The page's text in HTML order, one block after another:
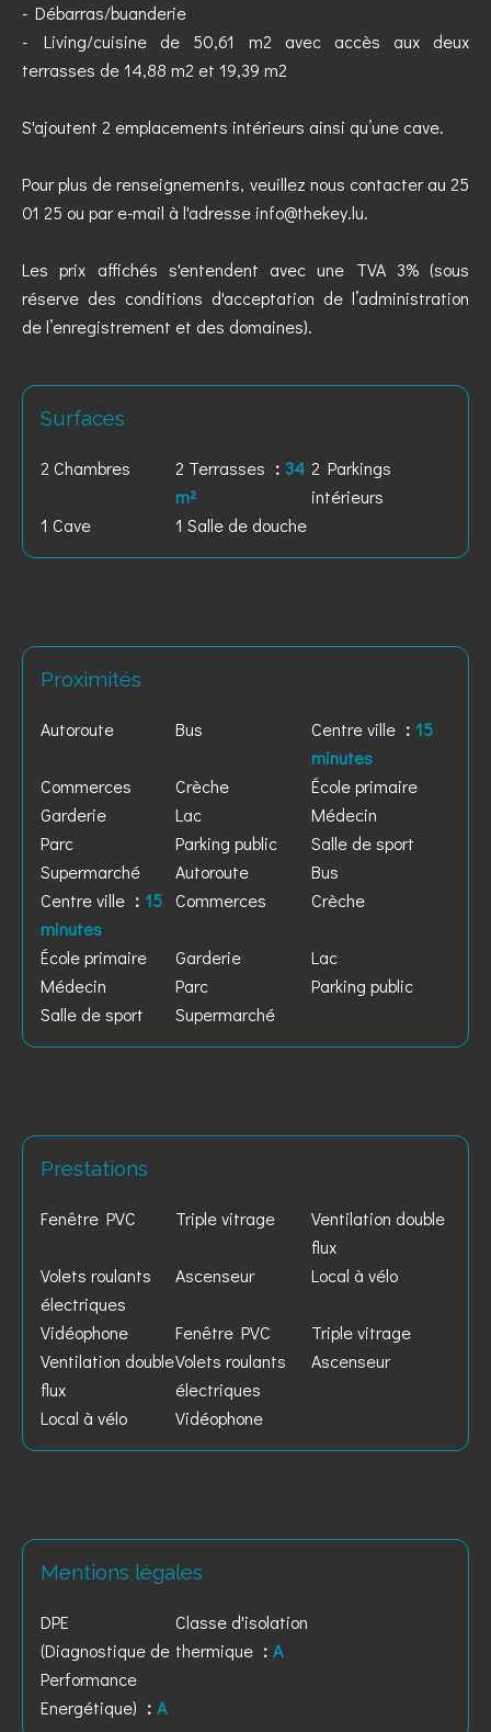
- Débarras/buanderie
- Living/cuisine de 50,61 m2 avec accès aux deux
terrasses de 14,88 m2 et 19,39 m2
S'ajoutent 2 emplacements intérieurs ainsi qu’une cave.
Pour plus de renseignements, veuillez nous contacter au 25
01 25 ou par e-mail à l'adresse info@thekey.lu.
Les prix affichés s'entendent avec une TVA 3% (sous
réserve des conditions d'acceptation de l’administration
de l’enregistrement et des domaines).
Surfaces
2 Chambres 2 Terrasses
34
m²
2 Parkings
intérieurs
1 Cave
1 Salle de douche
Proximités
Autoroute Bus Centre ville
15
minutes
Commerces
Crèche
École primaire
Garderie
Lac
Médecin
Parc
Parking public
Salle de sport
Supermarché
Autoroute
Bus
Centre ville
15
minutes
Commerces Crèche
École primaire Garderie
Lac
Médecin
Parc
Parking public
Salle de sport
Supermarché
Prestations
Fenêtre PVC Triple vitrage
Ventilation double
flux
Volets roulants
électriques
Ascenseur Local à vélo
Vidéophone Fenêtre PVC
Triple vitrage
Ventilation double
flux
Volets roulants
électriques
Ascenseur
Local à vélo Vidéophone
Mentions légales
DPE
(Diagnostique de
Performance
Energétique)
A
Classe d'isolation
thermique
A